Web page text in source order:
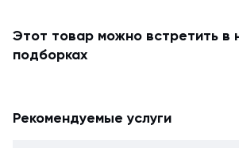
Этот товар можно встретить в
подборках
Рекомендуемые услуги